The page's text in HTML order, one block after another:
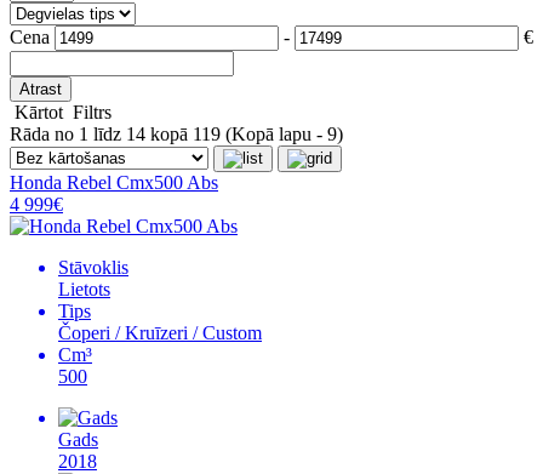
Cena - €
Atrast
Kārtot Filtrs
Rāda no 1 līdz 14 kopā 119 (Kopā lapu - 9)
Honda Rebel Cmx500 Abs
4 999€
Stāvoklis
Lietots
Tips
Čoperi / Kruīzeri / Custom
Cm³
500
Gads
2018